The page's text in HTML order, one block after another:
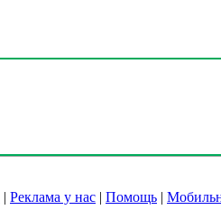
| Реклама у нас | Помощь |